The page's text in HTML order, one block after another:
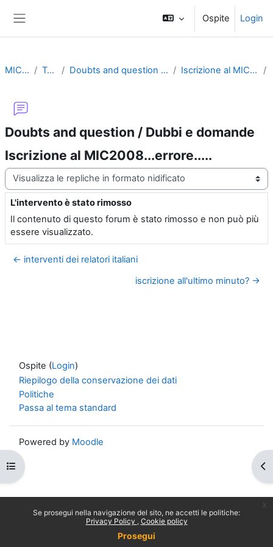
Se prosegui nella navigazione del sito, ne accetti le politiche:
Privacy Policy
Cookie policy
Prosegui
Ospite Login
Apri indice del corso
MIC 2008 Topic 1 Doubts and question / Dubbi e domande Iscrizione al MIC2008...errore.....
Doubts and question / Dubbi e domande
Iscrizione al MIC2008...errore.....
Modalità visualizzazione
L'intervento è stato rimosso
Numero di risposte: 0
Il contenuto di questo forum è stato rimosso e non può più
essere visualizzato.
← interventi dei relatori italiani
iscrizione all'ultimo minuto? →
Ospite (Login)
Riepilogo della conservazione dei dati
Politiche
Passa al tema standard
Powered by Moodle